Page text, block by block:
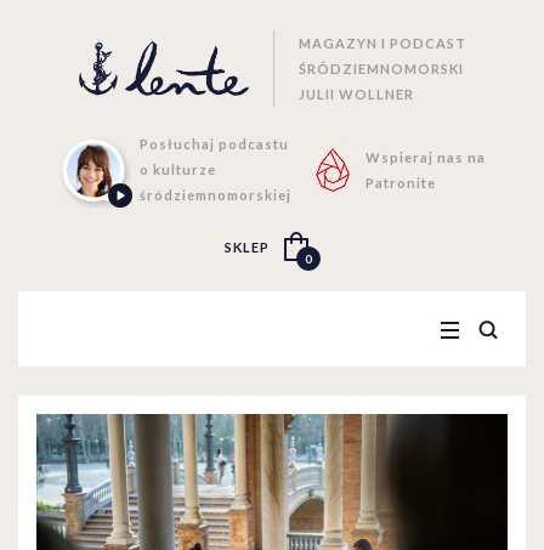
MAGAZYN I PODCAST
ŚRÓDZIEMNOMORSKI
JULII WOLLNER
Posłuchaj podcastu
o kulturze
śródziemnomorskiej
Wspieraj nas na
Patronite
SKLEP
0